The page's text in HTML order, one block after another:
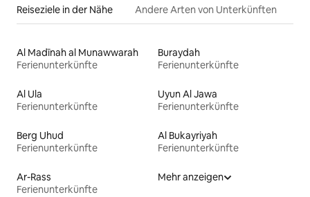
Reiseziele in der Nähe Andere Arten von Unterkünften
Al Madīnah al Munawwarah
Ferienunterkünfte
Buraydah
Ferienunterkünfte
Al Ula
Ferienunterkünfte
Uyun Al Jawa
Ferienunterkünfte
Berg Uhud
Ferienunterkünfte
Al Bukayriyah
Ferienunterkünfte
Ar-Rass
Ferienunterkünfte
Mehr anzeigen